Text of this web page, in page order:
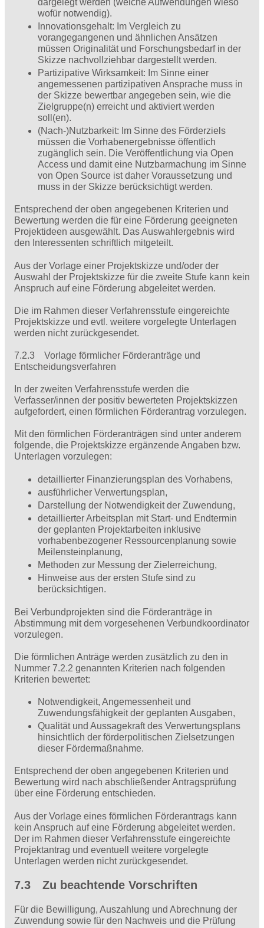
wofür notwendig).
Innovationsgehalt: Im Vergleich zu
vorangegangenen und ähnlichen Ansätzen
müssen Originalität und Forschungsbedarf in der
Skizze nachvollziehbar dargestellt werden.
Partizipative Wirksamkeit: Im Sinne einer
angemessenen partizipativen Ansprache muss in
der Skizze bewertbar angegeben sein, wie die
Zielgruppe(n) erreicht und aktiviert werden
soll(en).
(Nach-)Nutzbarkeit: Im Sinne des Förderziels
müssen die Vorhabenergebnisse öffentlich
zugänglich sein. Die Veröffentlichung via Open
Access und damit eine Nutzbarmachung im Sinne
von Open Source ist daher Voraussetzung und
muss in der Skizze berücksichtigt werden.
Entsprechend der oben angegebenen Kriterien und
Bewertung werden die für eine Förderung geeigneten
Projektideen ausgewählt. Das Auswahlergebnis wird
den Interessenten schriftlich mitgeteilt.
Aus der Vorlage einer Projektskizze und/oder der
Auswahl der Projektskizze für die zweite Stufe kann kein
Anspruch auf eine Förderung abgeleitet werden.
Die im Rahmen dieser Verfahrensstufe eingereichte
Projektskizze und evtl. weitere vorgelegte Unterlagen
werden nicht zurückgesendet.
7.2.3 Vorlage förmlicher Förderanträge und
Entscheidungsverfahren
In der zweiten Verfahrensstufe werden die
Verfasser/innen der positiv bewerteten Projektskizzen
aufgefordert, einen förmlichen Förderantrag vorzulegen.
Mit den förmlichen Förderanträgen sind unter anderem
folgende, die Projektskizze ergänzende Angaben bzw.
Unterlagen vorzulegen:
detaillierter Finanzierungsplan des Vorhabens,
ausführlicher Verwertungsplan,
Darstellung der Notwendigkeit der Zuwendung,
detaillierter Arbeitsplan mit Start- und Endtermin
der geplanten Projektarbeiten inklusive
vorhabenbezogener Ressourcenplanung sowie
Meilensteinplanung,
Methoden zur Messung der Zielerreichung,
Hinweise aus der ersten Stufe sind zu
berücksichtigen.
Bei Verbundprojekten sind die Förderanträge in
Abstimmung mit dem vorgesehenen Verbundkoordinator
vorzulegen.
Die förmlichen Anträge werden zusätzlich zu den in
Nummer 7.2.2 genannten Kriterien nach folgenden
Kriterien bewertet:
Notwendigkeit, Angemessenheit und
Zuwendungsfähigkeit der geplanten Ausgaben,
Qualität und Aussagekraft des Verwertungsplans
hinsichtlich der förderpolitischen Zielsetzungen
dieser Fördermaßnahme.
Entsprechend der oben angegebenen Kriterien und
Bewertung wird nach abschließender Antragsprüfung
über eine Förderung entschieden.
Aus der Vorlage eines förmlichen Förderantrags kann
kein Anspruch auf eine Förderung abgeleitet werden.
Der im Rahmen dieser Verfahrensstufe eingereichte
Projektantrag und eventuell weitere vorgelegte
Unterlagen werden nicht zurückgesendet.
7.3 Zu beachtende Vorschriften
Für die Bewilligung, Auszahlung und Abrechnung der
Zuwendung sowie für den Nachweis und die Prüfung